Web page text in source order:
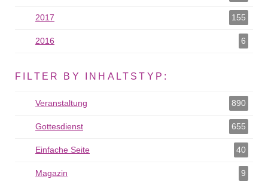
2017 155
2016 6
FILTER BY INHALTSTYP:
Veranstaltung 890
Gottesdienst 655
Einfache Seite 40
Magazin 9